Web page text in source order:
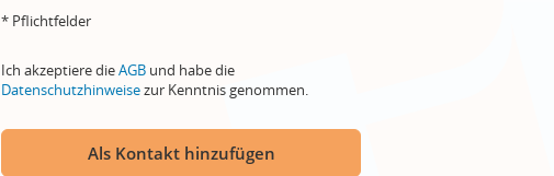
* Pflichtfelder
Ich akzeptiere dieAGB und habe die
Datenschutzhinweisezur Kenntnis genommen.
Als Kontakt hinzufügen